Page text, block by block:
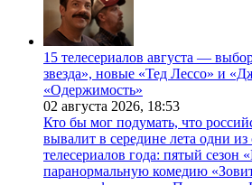
15 телесериалов августа —
звезда», новые «Тед Лессо» и
«Одержимость»
02 августа 2026, 18:53
Кто бы мог подумать, что
вывалит в середине лета одни
телесериалов года: пятый сезон
паранормальную комедию